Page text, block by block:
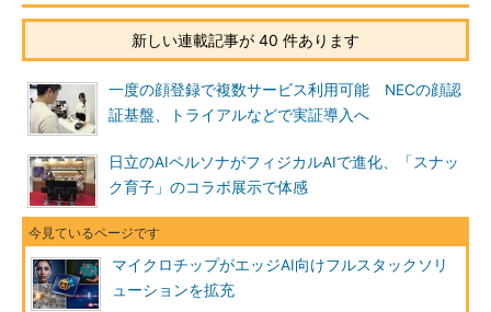
新しい連載記事が 40 件あります
一度の顔登録で複数サービス利用可能 NECの顔認
証基盤、トライアルなどで実証導入へ
日立のAIペルソナがフィジカルAIで進化、「スナッ
ク育子」のコラボ展示で体感
マイクロチップがエッジAI向けフルスタックソリ
ューションを拡充